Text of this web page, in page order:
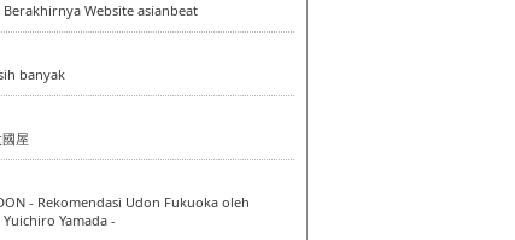
Website asianbeat
banyak
屋
- Rekomendasi Udon Fukuoka oleh
Yamada -